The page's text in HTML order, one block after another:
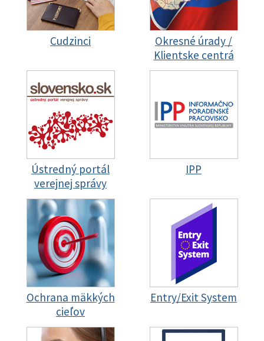
Cudzinci
Okresné úrady /
Klientske centrá
Ústredný portál
verejnej správy
IPP
Ochrana mäkkých
cieľov
Entry/Exit System